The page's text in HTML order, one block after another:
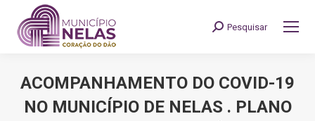
Search:
Pesquisar
ACOMPANHAMENTO DO COVID-19
NO MUNICÍPIO DE NELAS . PLANO